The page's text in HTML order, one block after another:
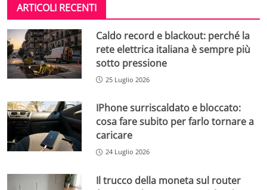
ARTICOLI RECENTI
Caldo record e blackout: perché la
rete elettrica italiana è sempre più
sotto pressione
25 Luglio 2026
IPhone surriscaldato e bloccato:
cosa fare subito per farlo tornare a
caricare
24 Luglio 2026
Il trucco della moneta sul router